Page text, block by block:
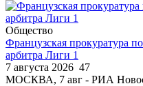
Общество
Французская прокуратура
арбитра Лиги 1
7 августа 2026 47
МОСКВА, 7 авг - РИА